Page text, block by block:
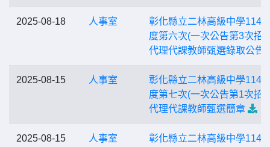
2025-08-18 人事室
彰化縣立二林高級中學114
度第六次(一次公告第3次招
代理代課教師甄選錄取公告
2025-08-15 人事室
彰化縣立二林高級中學114
度第七次(一次公告第1次招
代理代課教師甄選簡章
2025-08-15 人事室
彰化縣立二林高級中學114